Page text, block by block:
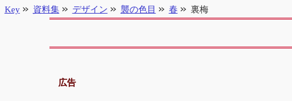
広告
Key 資料集 デザイン 襲の色目 春 裏梅